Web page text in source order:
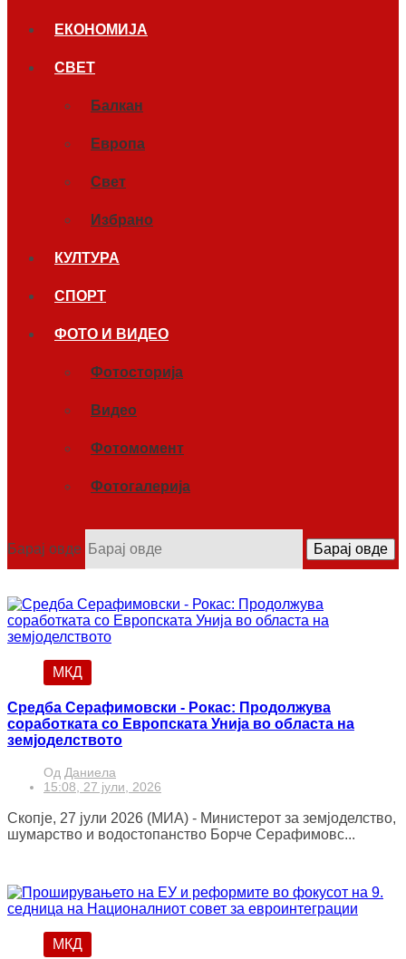
ЕКОНОМИЈА
СВЕТ
Балкан
Европа
Свет
Избрано
КУЛТУРА
СПОРТ
ФОТО И ВИДЕО
Фотосторија
Видео
Фотомомент
Фотогалерија
Барај овде Барај овде
МКД
Средба Серафимовски - Рокас: Продолжува
соработката со Европската Унија во областа на
земјоделството
Од Даниела
15:08, 27 јули, 2026
Скопје, 27 јули 2026 (МИА) - Министерот за земјоделство,
шумарство и водостопанство Борче Серафимовс...
МКД